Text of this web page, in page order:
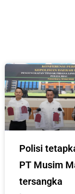
Polisi
PT Musim
tersangka